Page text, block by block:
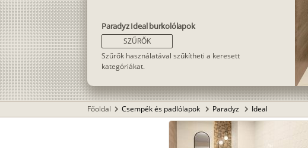
Paradyz Ideal burkolólapok
SZŰRŐK
Szűrők használatával szűkítheti a keresett
kategóriákat.
Főoldal chevron_right Csempék és padlólapok chevron_right Paradyz chevron_right Ideal